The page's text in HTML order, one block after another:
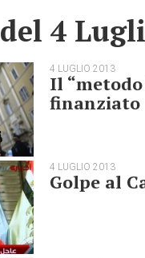
4
4 LUGLIO 2013
Il
finanziato
4 LUGLIO 2013
Golpe al